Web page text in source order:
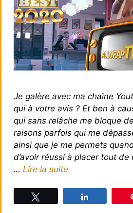
Je galère avec ma chaîne
qui à votre avis ? Et ben à
qui sans relâche me bloque
raisons parfois qui me
ainsi que je me permets
d’avoir réussi à placer tout
… Lire la suite